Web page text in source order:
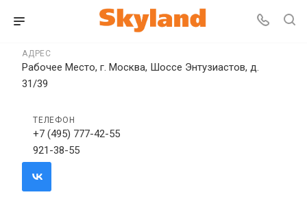
АДРЕС
Рабочее Место, г. Москва, Шоссе Энтузиастов, д.
31/39
ТЕЛЕФОН
+7 (495) 777-42-55
921-38-55